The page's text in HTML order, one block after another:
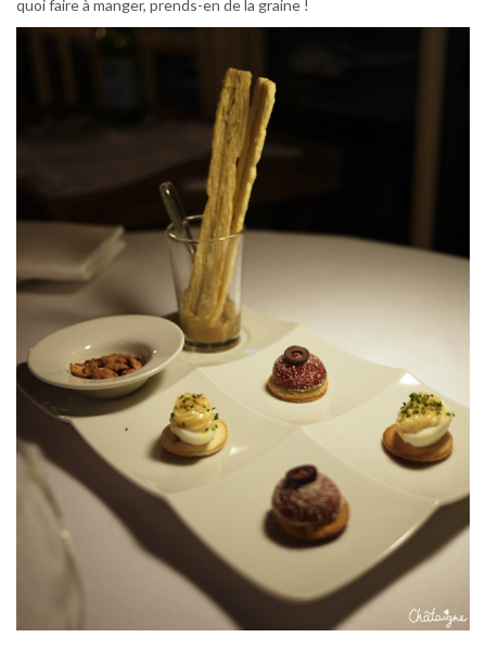
quoi faire à manger, prends-en de la graine !